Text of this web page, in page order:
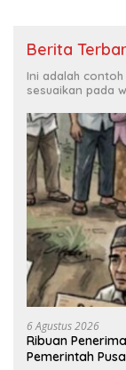
Berita
Ini adalah
sesuaikan pada
6 Agustus 2026
Ribuan
Pemerintah